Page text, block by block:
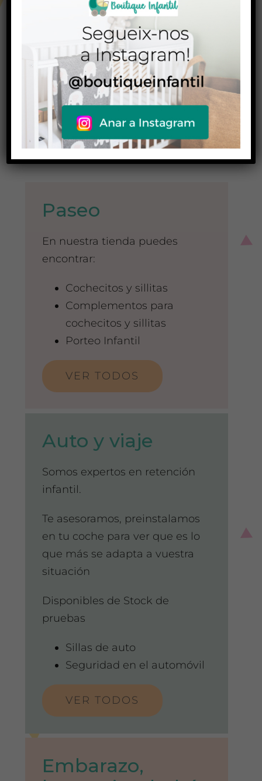
la importancia para el correcto
desarrollo de un niño que
comporta el día a día y
conocemos todo lo que puedes
necesitar.
Te aconsejaremos sobre
accesorios y complementos, y
nos adecuaremos a tu estilo.
Paseo
En nuestra tienda puedes
encontrar:
Cochecitos y sillitas
Complementos para
cochecitos y sillitas
Porteo Infantil
VER TODOS
Auto y viaje
Somos expertos en retención
infantil.
Te asesoramos, preinstalamos
en tu coche para ver que es lo
que más se adapta a vuestra
situación
Disponibles de Stock de
pruebas
Sillas de auto
Seguridad en el automóvil
VER TODOS
Embarazo,